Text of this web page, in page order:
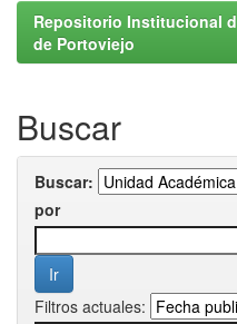
Repositorio Institucional
de Portoviejo
Buscar
Buscar:
por
Filtros actuales: